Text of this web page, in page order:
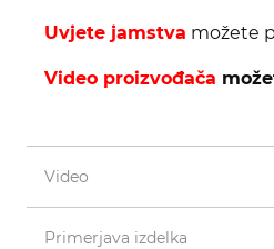
Uvjete jamstva možete
Video proizvođača
Video
Primerjava izdelka